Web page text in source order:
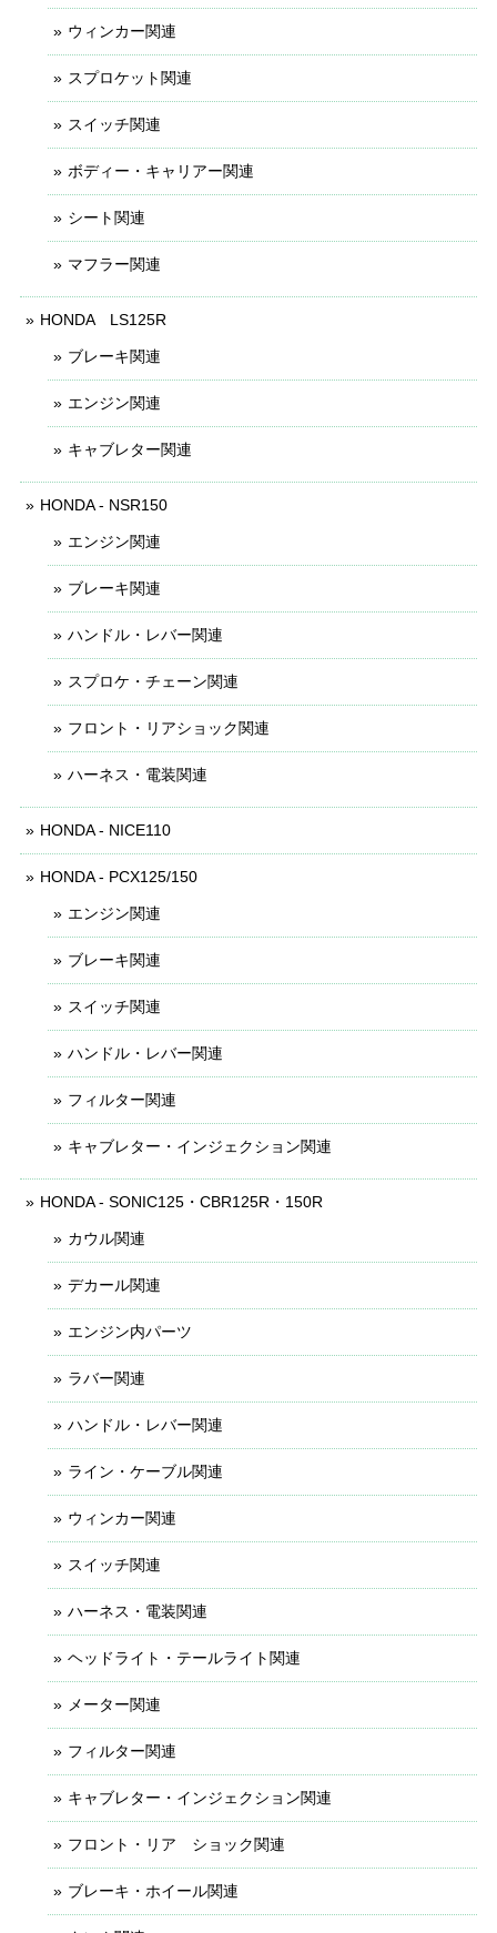
ウィンカー関連
スプロケット関連
スイッチ関連
ボディー・キャリアー関連
シート関連
マフラー関連
HONDA LS125R
ブレーキ関連
エンジン関連
キャブレター関連
HONDA - NSR150
エンジン関連
ブレーキ関連
ハンドル・レバー関連
スプロケ・チェーン関連
フロント・リアショック関連
ハーネス・電装関連
HONDA - NICE110
HONDA - PCX125/150
エンジン関連
ブレーキ関連
スイッチ関連
ハンドル・レバー関連
フィルター関連
キャブレター・インジェクション関連
HONDA - SONIC125・CBR125R・150R
カウル関連
デカール関連
エンジン内パーツ
ラバー関連
ハンドル・レバー関連
ライン・ケーブル関連
ウィンカー関連
スイッチ関連
ハーネス・電装関連
ヘッドライト・テールライト関連
メーター関連
フィルター関連
キャブレター・インジェクション関連
フロント・リア ショック関連
ブレーキ・ホイール関連